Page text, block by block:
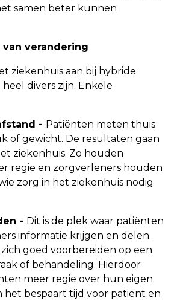
samen beter kunnen
verandering
ziekenhuis aan bij hybride
divers zijn. Enkele
- Patiënten meten thuis
of gewicht. De resultaten gaan
ziekenhuis. Zo houden
regie en zorgverleners houden
zorg in het ziekenhuis nodig
- Dit is de plek waar patiënten
informatie krijgen en delen.
goed voorbereiden op een
of behandeling. Hierdoor
meer regie over hun eigen
het bespaart tijd voor patiënt en